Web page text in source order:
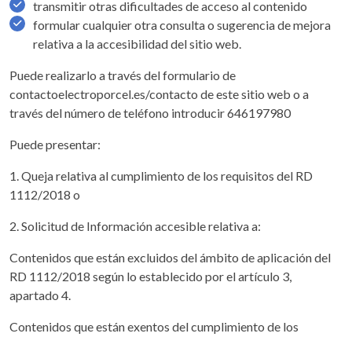
transmitir otras dificultades de acceso al contenido
formular cualquier otra consulta o sugerencia de mejora
relativa a la accesibilidad del sitio web.
Puede realizarlo a través del formulario de
contactoelectroporcel.es/contacto de este sitio web o a
través del número de teléfono introducir 646197980
Puede presentar:
1. Queja relativa al cumplimiento de los requisitos del RD
1112/2018 o
2. Solicitud de Información accesible relativa a:
Contenidos que están excluidos del ámbito de aplicación del
RD 1112/2018 según lo establecido por el artículo 3,
apartado 4.
Contenidos que están exentos del cumplimiento de los